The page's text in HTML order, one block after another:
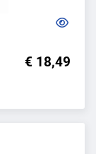
€ 18,49